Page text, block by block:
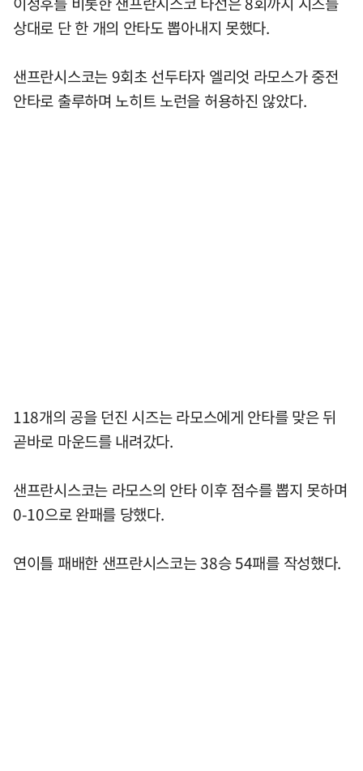
상대로 단 한 개의 안타도 뽑아내지 못했다.
샌프란시스코는 9회초 선두타자 엘리엇 라모스가 중전
안타로 출루하며 노히트 노런을 허용하진 않았다.
118개의 공을 던진 시즈는 라모스에게 안타를 맞은 뒤
곧바로 마운드를 내려갔다.
샌프란시스코는 라모스의 안타 이후 점수를 뽑지 못하며
0-10으로 완패를 당했다.
연이틀 패배한 샌프란시스코는 38승 54패를 작성했다.